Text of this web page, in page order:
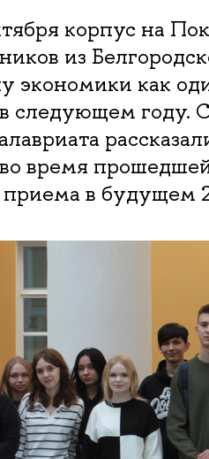
корпус на
из
экономики как
следующем году.
время
приема в будущем